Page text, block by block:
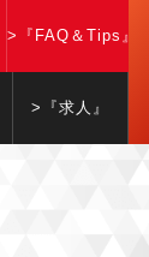
>『FAQ＆Tips』
>『求人』